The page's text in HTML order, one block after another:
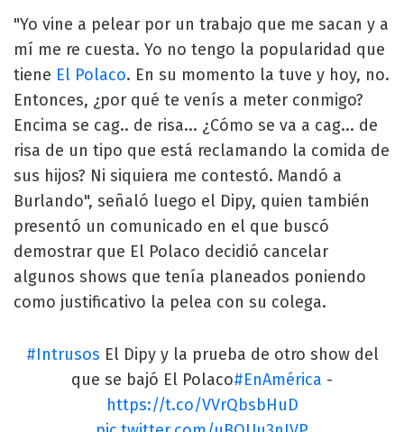
"Yo vine a pelear por un trabajo que me sacan y a
mí me re cuesta. Yo no tengo la popularidad que
tiene El Polaco. En su momento la tuve y hoy, no.
Entonces, ¿por qué te venís a meter conmigo?
Encima se cag.. de risa... ¿Cómo se va a cag... de
risa de un tipo que está reclamando la comida de
sus hijos? Ni siquiera me contestó. Mandó a
Burlando", señaló luego el Dipy, quien también
presentó un comunicado en el que buscó
demostrar que El Polaco decidió cancelar
algunos shows que tenía planeados poniendo
como justificativo la pelea con su colega.
#Intrusos El Dipy y la prueba de otro show del
que se bajó El Polaco#EnAmérica -
https://t.co/VVrQbsbHuD